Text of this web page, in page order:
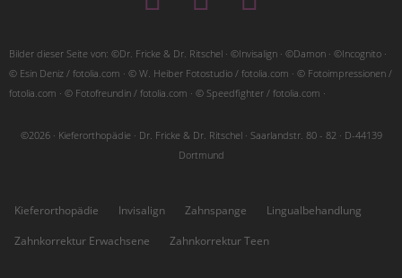
Bilder dieser Seite von: ©Dr. Fricke & Dr. Ritschel · ©Invisalign · ©Damon · ©Incognito ·
© Esin Deniz / fotolia.com · © W. Heiber Fotostudio / fotolia.com · © Fotoimpressionen /
fotolia.com · © Fotofreundin / fotolia.com · © Speedfighter / fotolia.com ·
©2026 · Kieferorthopädie · Dr. Fricke & Dr. Ritschel · Saarlandstr. 80 - 82 · D-44139
Dortmund
Kieferorthopädie Invisalign Zahnspange
Lingualbehandlung
Zahnkorrektur Erwachsene
Zahnkorrektur Teen